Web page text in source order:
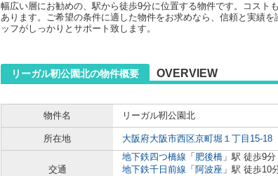
幅広い層にお勧めの、駅から徒歩9分に位置する物件です。コスト
あります。ご希望の条件に適した物件をお求めなら、信頼と実績
ッフがしっかりとサポート致します。
リーガル靭公園北の物件概要 OVERVIEW
物件名
リーガル靭公園北
所在地 大阪府大阪市西区京町堀１丁目15-18
交通
地下鉄四つ橋線 「 肥後橋 」駅 徒歩9分
地下鉄千日前線 「 阿波座 」駅 徒歩10